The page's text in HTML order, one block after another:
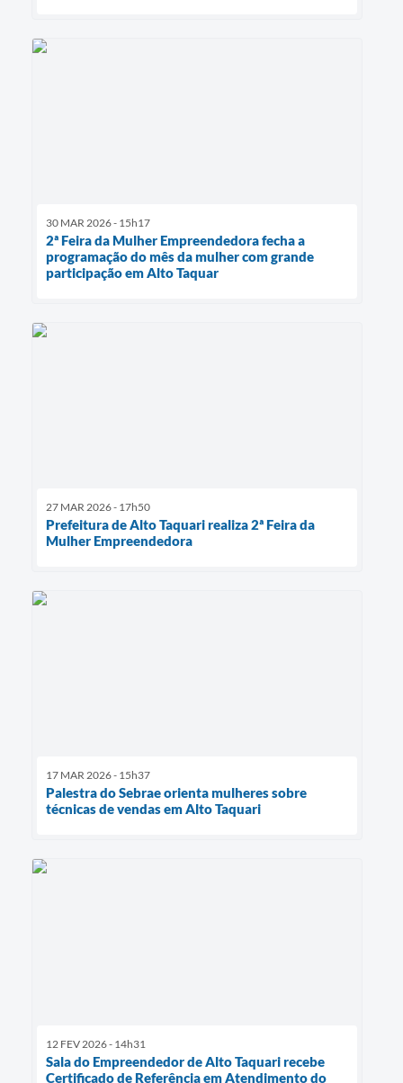
30 MAR 2026 - 15h17
2ª Feira da Mulher Empreendedora fecha a
programação do mês da mulher com grande
participação em Alto Taquar
27 MAR 2026 - 17h50
Prefeitura de Alto Taquari realiza 2ª Feira da
Mulher Empreendedora
17 MAR 2026 - 15h37
Palestra do Sebrae orienta mulheres sobre
técnicas de vendas em Alto Taquari
12 FEV 2026 - 14h31
Sala do Empreendedor de Alto Taquari recebe
Certificado de Referência em Atendimento do